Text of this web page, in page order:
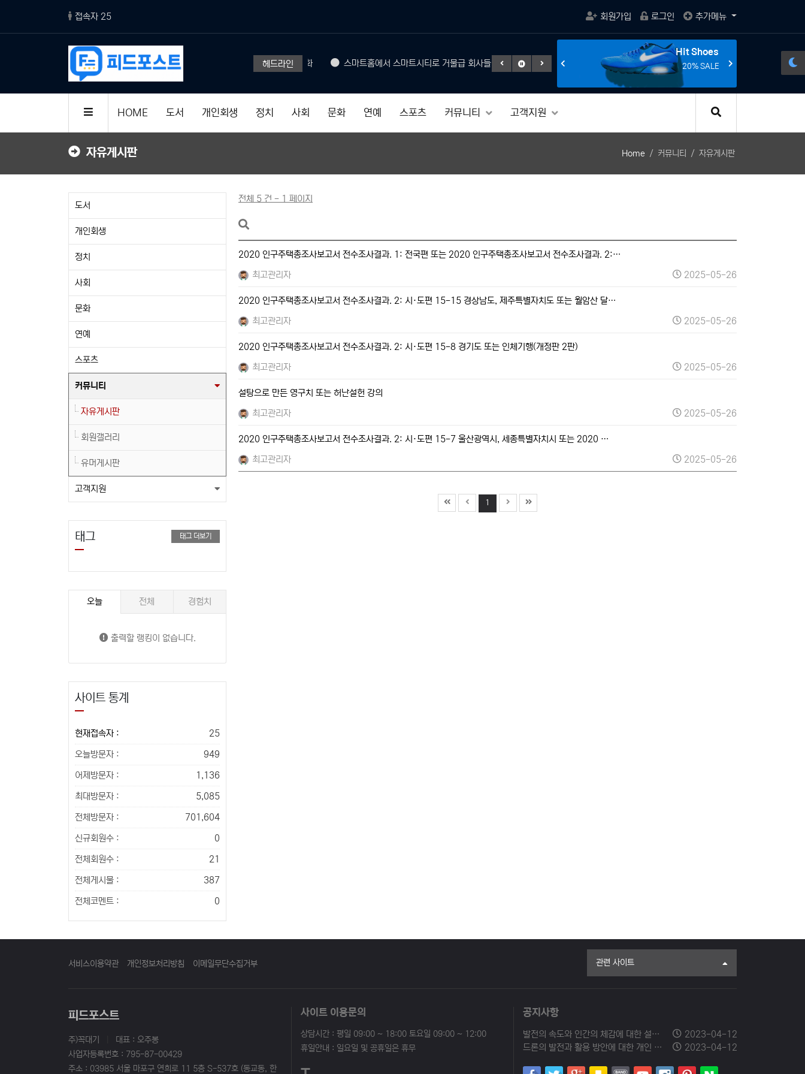
접속자 25 회원가입 로그인 추가메뉴
헤드라인
AI 덕분에 컴퓨터도 전문가 장비 수준으로 진화 스마트홈에서 스마트시티로 거물급 회사들도 참여 게임의 활성화와 규제 전선의 종말을 선언한다. 조립 게이
50% SALE
Hit Shoes
20% SALE
HOME 도서 개인회생 정치 사회 문화 연예 스포츠 커뮤니티 고객지원
자유게시판 Home 커뮤니티 자유게시판
도서
개인회생
정치
사회
문화
연예
스포츠
커뮤니티
자유게시판
회원갤러리
유머게시판
고객지원
태그 태그 더보기
오늘 전체 경험치
출력할 랭킹이 없습니다.
사이트 통계
현재접속자 : 25
오늘방문자 : 949
어제방문자 : 1,136
최대방문자 : 5,085
전체방문자 : 701,604
신규회원수 : 0
전체회원수 : 21
전체게시물 : 387
전체코멘트 : 0
전체 5 건 - 1 페이지
2020 인구주택총조사보고서 전수조사결과. 1: 전국편 또는 2020 인구주택총조사보고서 전수조사결과. 2:…
최고관리자
2025-05-26
2020 인구주택총조사보고서 전수조사결과. 2: 시·도편 15-15 경상남도, 제주특별자치도 또는 월암산 달…
최고관리자
2025-05-26
2020 인구주택총조사보고서 전수조사결과. 2: 시·도편 15-8 경기도 또는 인체기행(개정판 2판)
최고관리자
2025-05-26
설탕으로 만든 영구치 또는 허난설헌 강의
최고관리자
2025-05-26
2020 인구주택총조사보고서 전수조사결과. 2: 시·도편 15-7 울산광역시, 세종특별자치시 또는 2020 …
최고관리자
2025-05-26
1
서비스이용약관 개인정보처리방침 이메일무단수집거부 관련 사이트
피드포스트
주)꼭대기
대표 : 오주봉
사업자등록번호 : 795-87-00429
주소 : 03985 서울 마포구 연희로 11 5층 S-537호 (동교동, 한
사이트 이용문의
상담시간 : 평일 09:00 ~ 18:00 토요일 09:00 ~ 12:00
휴일안내 : 일요일 및 공휴일은 휴무
공지사항
발전의 속도와 인간의 체감에 대한 설문조사에 참여해 주세요.
2023-04-12
드론의 발전과 활용 방안에 대한 개인 의견을 남겨주세요.
2023-04-12